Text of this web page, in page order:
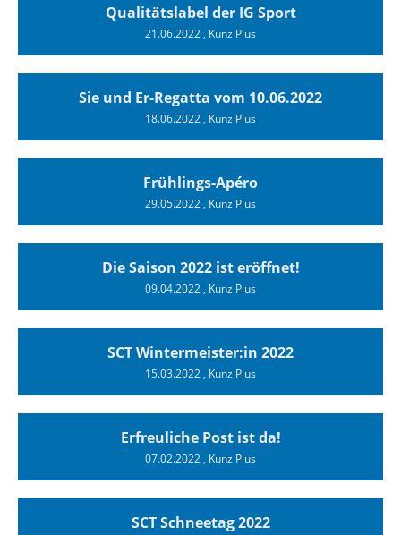
Qualitätslabel der IG Sport
21.06.2022, Kunz Pius
Sie und Er-Regatta vom 10.06.2022
18.06.2022, Kunz Pius
Frühlings-Apéro
29.05.2022, Kunz Pius
Die Saison 2022 ist eröffnet!
09.04.2022, Kunz Pius
SCT Wintermeister:in 2022
15.03.2022, Kunz Pius
Erfreuliche Post ist da!
07.02.2022, Kunz Pius
SCT Schneetag 2022